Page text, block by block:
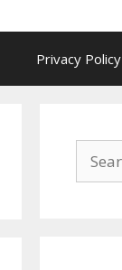
Privacy Policy
for: